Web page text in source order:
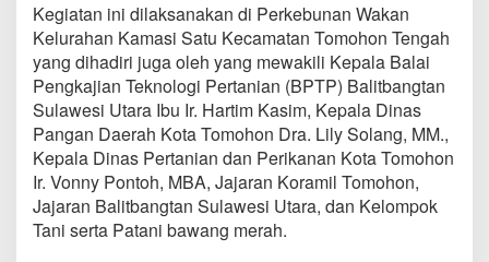
r
a
p
a
n
T
e
k
n
o
Kegiatan ini dilaksanakan di Perkebunan Wakan
Kelurahan Kamasi Satu Kecamatan Tomohon Tengah
yang dihadiri juga oleh yang mewakili Kepala Balai
Pengkajian Teknologi Pertanian (BPTP) Balitbangtan
Sulawesi Utara Ibu Ir. Hartim Kasim, Kepala Dinas
Pangan Daerah Kota Tomohon Dra. Lily Solang, MM.,
Kepala Dinas Pertanian dan Perikanan Kota Tomohon
Ir. Vonny Pontoh, MBA, Jajaran Koramil Tomohon,
Jajaran Balitbangtan Sulawesi Utara, dan Kelompok
Tani serta Patani bawang merah.